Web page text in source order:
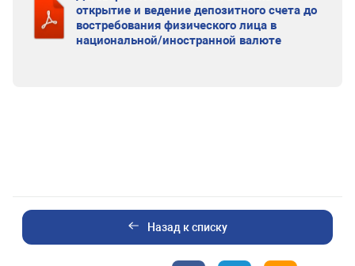
открытие и ведение депозитного счета до
востребования физического лица в
национальной/иностранной валюте
Назад к списку